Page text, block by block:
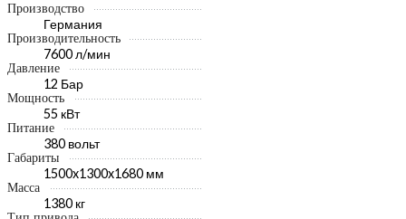
Производство
Германия
Производительность
7600 л/мин
Давление
12 Бар
Мощность
55 кВт
Питание
380 вольт
Габариты
1500x1300x1680 мм
Масса
1380 кг